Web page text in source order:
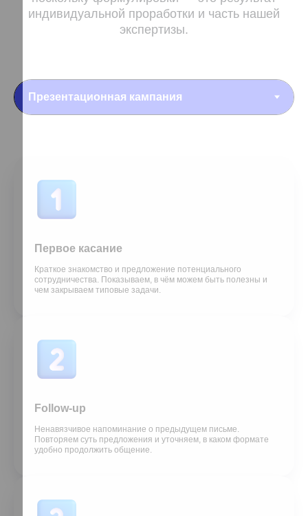
индивидуальной проработки и часть нашей
экспертизы.
Первое касание
Краткое знакомство и предложение потенциального
сотрудничества. Показываем, в чём можем быть полезны и
чем закрываем типовые задачи.
Follow-up
Ненавязчивое напоминание о предыдущем письме.
Повторяем суть предложения и уточняем, в каком формате
удобно продолжить общение.